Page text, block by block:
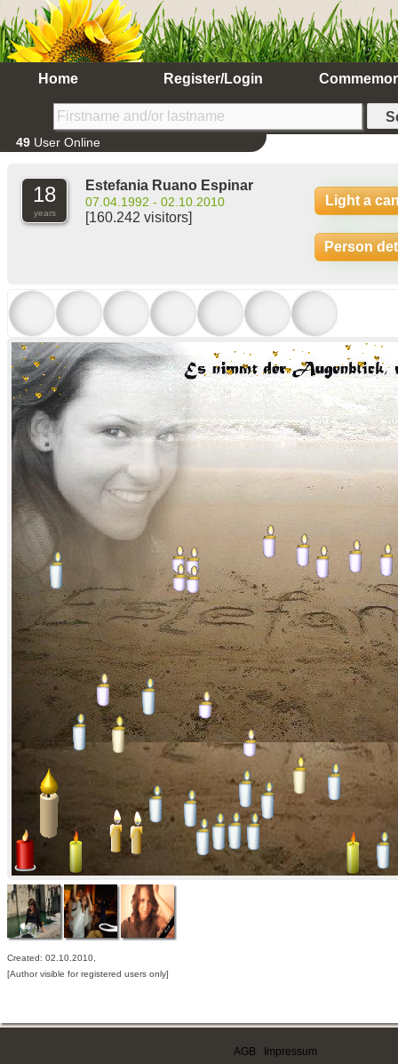
Home Register/Login
49 User Online
18
years
Estefania Ruano Espinar
07.04.1992 - 02.10.2010
[160.242 visitors]
Light a
Person
Created: 02.10.2010,
[Author visible for registered users only]
AGB Impressum